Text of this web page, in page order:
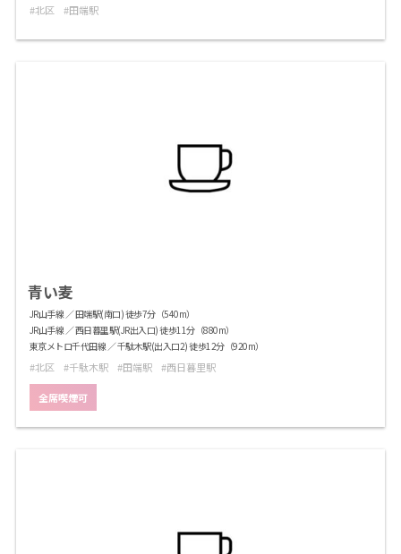
北区 田端駅
青い麦
JR山手線 ／ 田端駅(南口) 徒歩7分（540m）
JR山手線 ／ 西日暮里駅(JR出入口) 徒歩11分（880m）
東京メトロ千代田線 ／ 千駄木駅(出入口2) 徒歩12分（920m）
北区 千駄木駅 田端駅 西日暮里駅
全席喫煙可